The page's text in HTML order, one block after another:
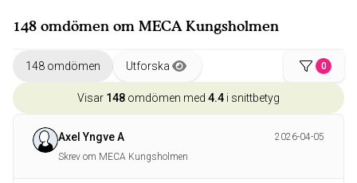
148 omdömen om MECA Kungsholmen
148 omdömen Utforska 0
Visar 148 omdömen med 4.4 i snittbetyg
Axel Yngve A
2026-04-05
Skrev om MECA Kungsholmen